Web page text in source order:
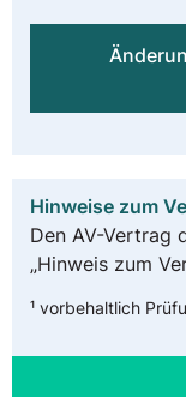
Hinweise zum
Den AV-Vertrag
„Hinweis zum
¹ vorbehaltlich